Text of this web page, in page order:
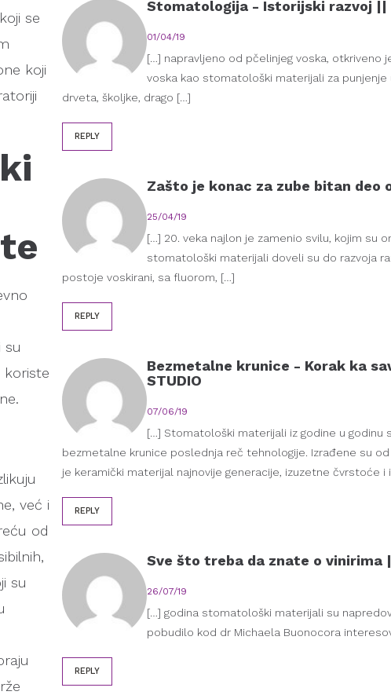
se
koji
su
koriste
već i
od
su
Stomatologija - Istorijski razvoj ||
01/04/19
[…] napravljeno od pčelinjeg voska, otkriveno
voska kao stomatološki materijali za
drveta, školjke, drago […]
REPLY
Zašto je konac za zube bitan deo
25/04/19
[…] 20. veka najlon je zamenio svilu, kojim su
stomatološki materijali doveli su do razvoja
postoje voskirani, sa fluorom, […]
REPLY
Bezmetalne krunice - Korak ka
STUDIO
07/06/19
[…] Stomatološki materijali iz godine u godinu
bezmetalne krunice poslednja reč tehnologije. Izrađene su
je keramički materijal najnovije generacije, izuzetne čvrstoće i
REPLY
Sve što treba da znate o vinirima
26/07/19
[…] godina stomatološki materijali su
pobudilo kod dr Michaela Buonocora
REPLY